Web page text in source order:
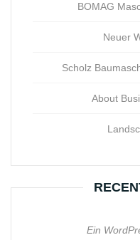
BOMAG
Neuer
Scholz
About
Ein